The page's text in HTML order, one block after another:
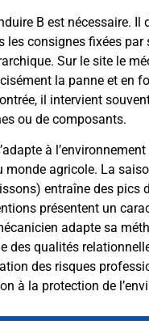
B est nécessaire. Il
les consignes fixées par
Sur le site le
la panne et en
il intervient
ou de composants.
à l’environnement
monde agricole. La
entraîne des pics
présentent un
adapte sa
des qualités
des risques
à la protection de